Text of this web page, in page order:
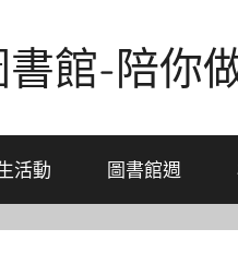
書館-陪你
活動 圖書館週